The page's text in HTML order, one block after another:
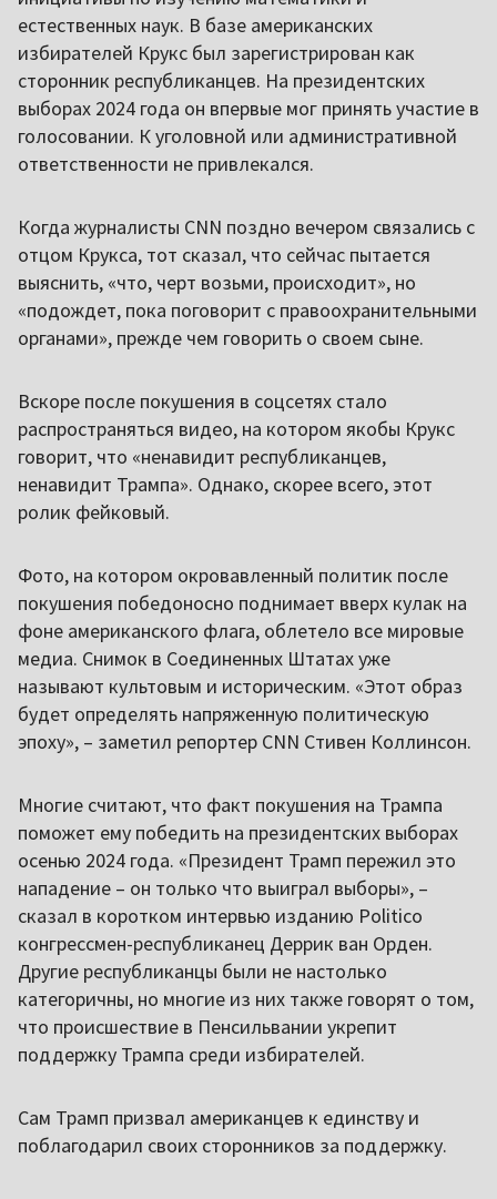
естественных наук. В базе американских
избирателей Крукс был зарегистрирован как
сторонник республиканцев. На президентских
выборах 2024 года он впервые мог принять участие в
голосовании. К уголовной или административной
ответственности не привлекался.
Когда журналисты CNN поздно вечером связались с
отцом Крукса, тот сказал, что сейчас пытается
выяснить, «что, черт возьми, происходит», но
«подождет, пока поговорит с правоохранительными
органами», прежде чем говорить о своем сыне.
Вскоре после покушения в соцсетях стало
распространяться видео, на котором якобы Крукс
говорит, что «ненавидит республиканцев,
ненавидит Трампа». Однако, скорее всего, этот
ролик фейковый.
Фото, на котором окровавленный политик после
покушения победоносно поднимает вверх кулак на
фоне американского флага, облетело все мировые
медиа. Снимок в Соединенных Штатах уже
называют культовым и историческим. «Этот образ
будет определять напряженную политическую
эпоху», – заметил репортер CNN Стивен Коллинсон.
Многие считают, что факт покушения на Трампа
поможет ему победить на президентских выборах
осенью 2024 года. «Президент Трамп пережил это
нападение – он только что выиграл выборы», –
сказал в коротком интервью изданию Politico
конгрессмен-республиканец Деррик ван Орден.
Другие республиканцы были не настолько
категоричны, но многие из них также говорят о том,
что происшествие в Пенсильвании укрепит
поддержку Трампа среди избирателей.
Сам Трамп призвал американцев к единству и
поблагодарил своих сторонников за поддержку.